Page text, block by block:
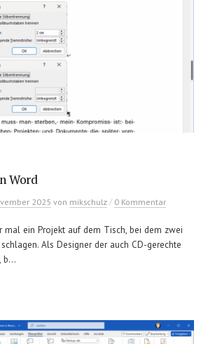
Word
2025 von mikschulz / 0 Kommentar
mal ein Projekt auf dem Tisch, bei dem zwei
Als Designer der auch CD-gerechte
b...